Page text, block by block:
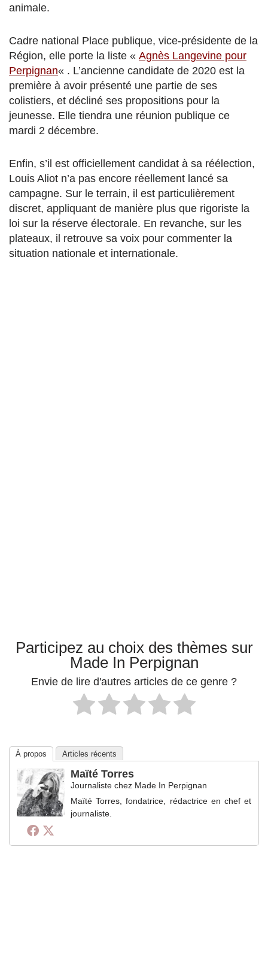
animale.
Cadre national Place publique, vice-présidente de la
Région, elle porte la liste « Agnès Langevine pour
Perpignan« . L’ancienne candidate de 2020 est la
première à avoir présenté une partie de ses
colistiers, et décliné ses propositions pour la
jeunesse. Elle tiendra une réunion publique ce
mardi 2 décembre.
Enfin, s’il est officiellement candidat à sa réélection,
Louis Aliot n’a pas encore réellement lancé sa
campagne. Sur le terrain, il est particulièrement
discret, appliquant de manière plus que rigoriste la
loi sur la réserve électorale. En revanche, sur les
plateaux, il retrouve sa voix pour commenter la
situation nationale et internationale.
Participez au choix des thèmes sur
Made In Perpignan
Envie de lire d'autres articles de ce genre ?
À propos Articles récents
Maïté Torres
Journaliste chez Made In Perpignan
Maïté Torres, fondatrice, rédactrice en chef et
journaliste.